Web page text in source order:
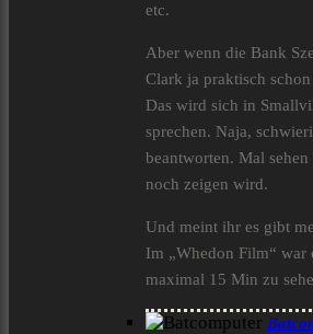
etc.
Aber wenn die Bank
Clark ja praktisch
Das wird sich in
sprechen. Naja,
beantworten. Mal sehen
noch zeigen wird.
Und meint ihr es gibt
Im „Whedon Film“ war
maximal 15 Min zu